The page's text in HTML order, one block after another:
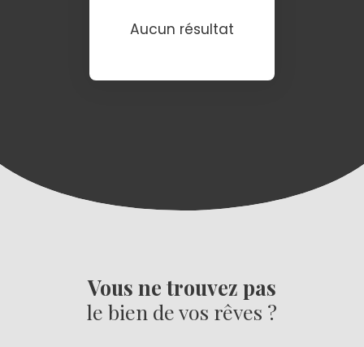
Aucun résultat
Vous ne trouvez pas
le bien de vos rêves ?